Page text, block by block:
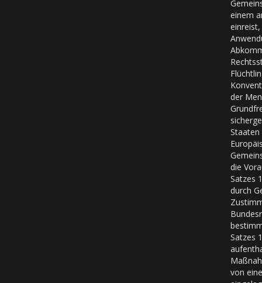
einem
der
die
Satzes
durch
Satzes
von